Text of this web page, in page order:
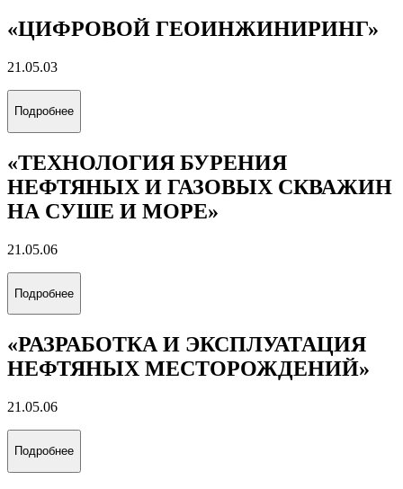
«ЦИФРОВОЙ ГЕОИНЖИНИРИНГ»
21.05.03
Подробнее
«ТЕХНОЛОГИЯ БУРЕНИЯ
НЕФТЯНЫХ И ГАЗОВЫХ СКВАЖИН
НА СУШЕ И МОРЕ»
21.05.06
Подробнее
«РАЗРАБОТКА И ЭКСПЛУАТАЦИЯ
НЕФТЯНЫХ МЕСТОРОЖДЕНИЙ»
21.05.06
Подробнее